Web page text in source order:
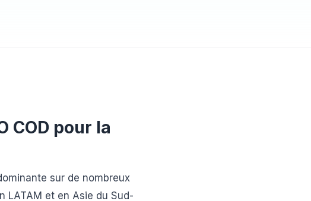
COD pour la
sur de nombreux
LATAM et en Asie du Sud-